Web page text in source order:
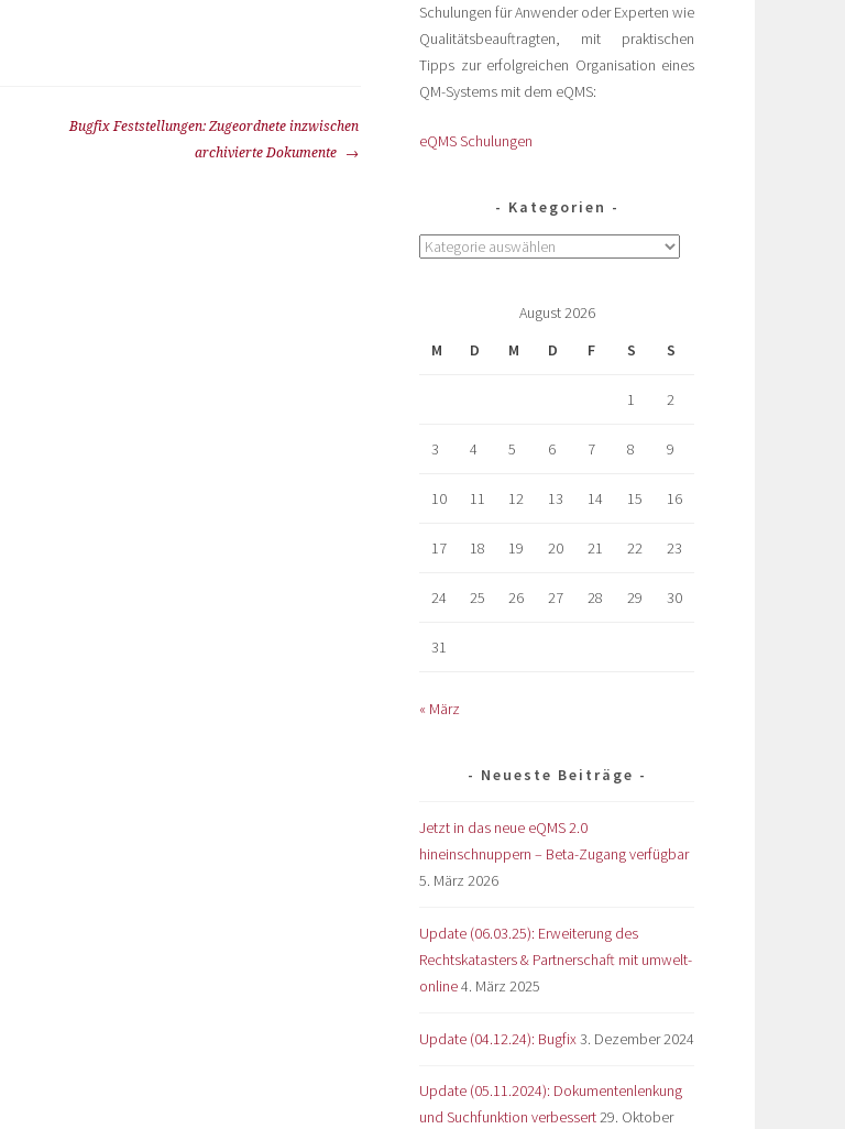
Bugfix Feststellungen: Zugeordnete inzwischen
archivierte Dokumente
Schulungen für Anwender oder Experten wie
Qualitätsbeauftragten, mit praktischen
Tipps zur erfolgreichen Organisation eines
QM-Systems mit dem eQMS:
eQMS Schulungen
Kategorien
August 2026
M
D M D F S S
1 2
3 4 5 6 7 8 9
10 11 12 13 14 15 16
17 18 19 20 21 22 23
24 25 26 27 28 29 30
31
« März
Neueste Beiträge
Jetzt in das neue eQMS 2.0
hineinschnuppern – Beta-Zugang verfügbar
5. März 2026
Update (06.03.25): Erweiterung des
Rechtskatasters & Partnerschaft mit umwelt-
online4. März 2025
Update (04.12.24): Bugfix 3. Dezember 2024
Update (05.11.2024): Dokumentenlenkung
und Suchfunktion verbessert29. Oktober